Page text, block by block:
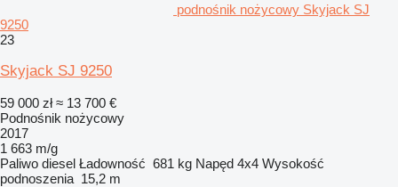
podnośnik nożycowy Skyjack SJ
9250
23
Skyjack SJ 9250
59 000 zł ≈ 13 700 €
Podnośnik nożycowy
2017
1 663 m/g
Paliwo diesel Ładowność 681 kg Napęd 4x4 Wysokość
podnoszenia 15,2 m